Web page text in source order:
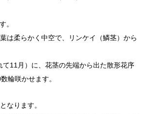
。
は柔らかく中空で、リンケイ（鱗茎）から
て11月）に、花茎の先端から出た散形花序
輪咲かせます。
なります。